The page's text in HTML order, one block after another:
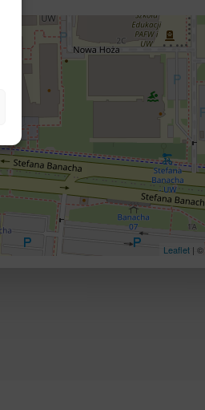
Leaflet | ©